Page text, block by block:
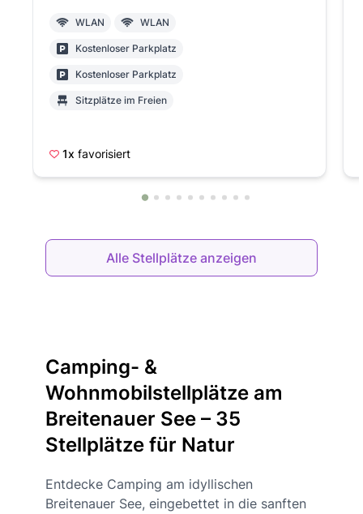
WLAN WLAN
Kostenloser Parkplatz
Kostenloser Parkplatz
Sitzplätze im Freien
Hunde in der Nebensaison erlaubt
1x favorisiert
Alle Stellplätze anzeigen
Camping- &
Wohnmobilstellplätze am
Breitenauer See – 35
Stellplätze für Natur
Entdecke Camping am idyllischen
Breitenauer See, eingebettet in die sanften